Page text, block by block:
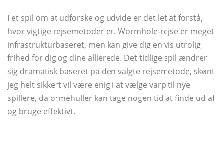
I et spil om at udforske og udvide er det let at forstå,
hvor vigtige rejsemetoder er. Wormhole-rejse er meget
infrastrukturbaseret, men kan give dig en vis utrolig
frihed for dig og dine allierede. Det tidlige spil ændrer
sig dramatisk baseret på den valgte rejsemetode, skønt
jeg helt sikkert vil være enig i at vælge varp til nye
spillere, da ormehuller kan tage nogen tid at finde ud af
og bruge effektivt.